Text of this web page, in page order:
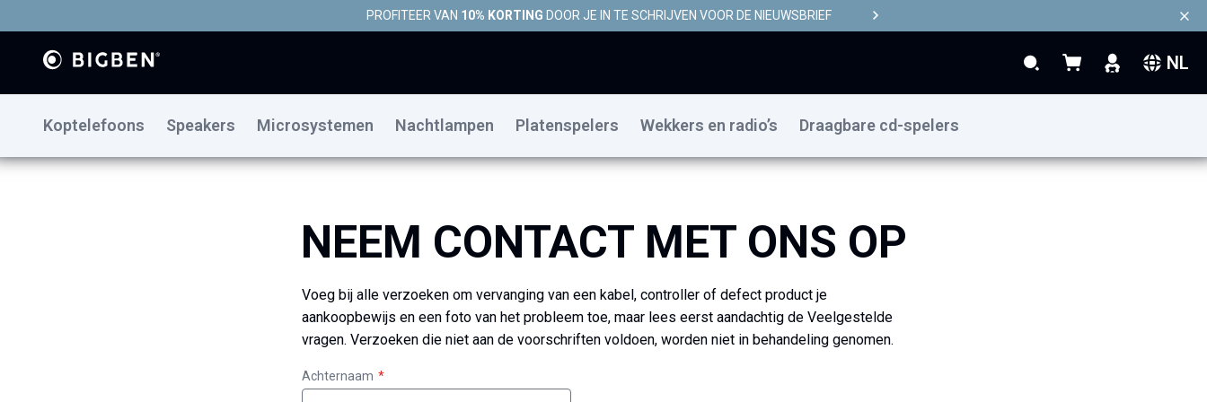
PROFITEER VAN 10% KORTING DOOR JE IN TE SCHRIJVEN VOOR DE NIEUWSBRIEF
Search Winkelwagen NL
Koptelefoons Speakers Microsystemen Nachtlampen Platenspelers Wekkers en radio’s Draagbare cd-spelers
NEEM CONTACT MET ONS OP
Voeg bij alle verzoeken om vervanging van een kabel, controller of defect product je
aankoopbewijs en een foto van het probleem toe, maar lees eerst aandachtig de Veelgestelde
vragen. Verzoeken die niet aan de voorschriften voldoen, worden niet in behandeling genomen.
Achternaam